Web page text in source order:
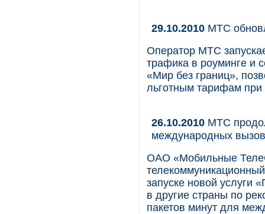
29.10.2010 МТС
Оператор МТС
трафика в роуминге и
«Мир без границ»,
льготным тарифам
26.10.2010 МТС
международных
ОАО «Мобильные
запуске новой услуги
в другие страны по
пакетов минут для